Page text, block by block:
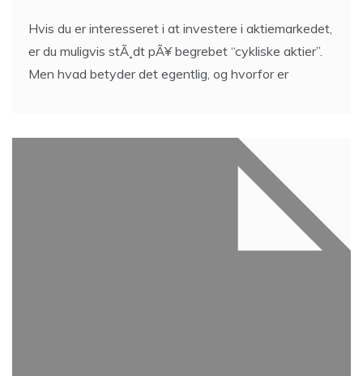
Hvis du er interesseret i at investere i aktiemarkedet,
er du muligvis stÃ¸dt pÃ¥ begrebet “cykliske aktier”.
Men hvad betyder det egentlig, og hvorfor er